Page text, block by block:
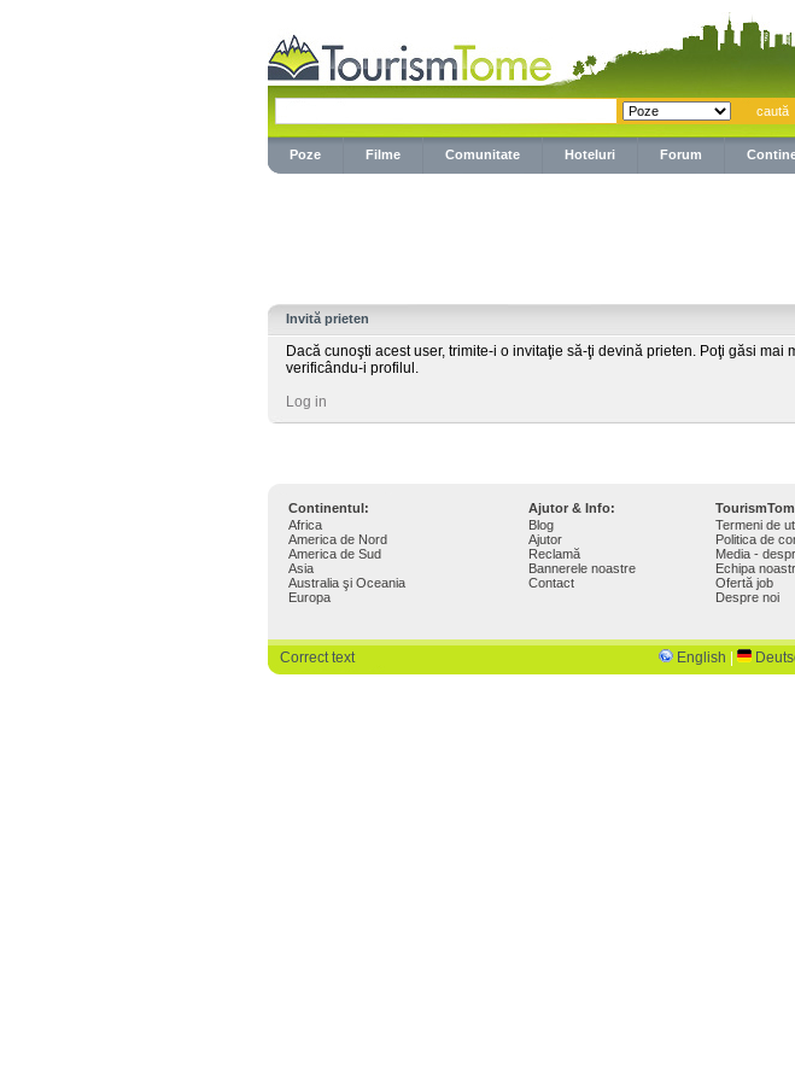
Poze Filme Comunitate Hoteluri Forum
Invită prieten
Dacă cunoşti acest user, trimite-i o invitaţie să-ţi devină prieten. Poţi găsi mai
verificându-i profilul.
Log in
Continentul: Ajutor & Info:
Africa
America de Nord
America de Sud
Asia
Australia şi Oceania
Europa
Blog
Ajutor
Reclamă
Bannerele noastre
Contact
Termeni de
Politica de
Media -
Echipa
Ofertă job
Despre noi
Correct text English